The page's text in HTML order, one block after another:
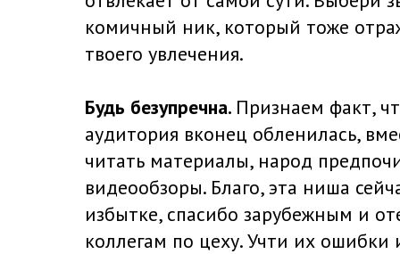
комичный ник, который тоже
твоего увлечения.
Будь безупречна. Признаем факт,
аудитория вконец обленилась,
читать материалы, народ
видеообзоры. Благо, эта ниша
избытке, спасибо зарубежным и
коллегам по цеху. Учти их ошибки